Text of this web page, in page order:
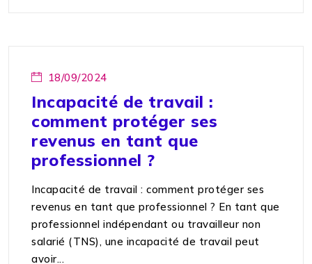
18/09/2024
Incapacité de travail :
comment protéger ses
revenus en tant que
professionnel ?
Incapacité de travail : comment protéger ses
revenus en tant que professionnel ? En tant que
professionnel indépendant ou travailleur non
salarié (TNS), une incapacité de travail peut
avoir...